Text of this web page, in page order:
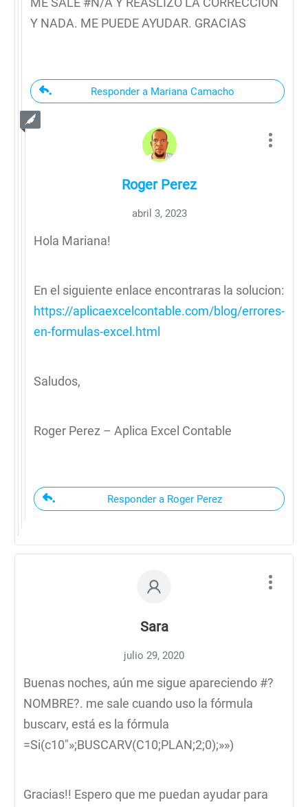
Y NADA. ME PUEDE AYUDAR. GRACIAS
Responder a Mariana Camacho
Roger Perez
abril 3, 2023
Hola Mariana!
En el siguiente enlace encontraras la solucion:
https://aplicaexcelcontable.com/blog/errores-
en-formulas-excel.html
Saludos,
Roger Perez – Aplica Excel Contable
Responder a Roger Perez
Sara
julio 29, 2020
Buenas noches, aún me sigue apareciendo #?
NOMBRE?. me sale cuando uso la fórmula
buscarv, está es la fórmula
=Si(c10″»;BUSCARV(C10;PLAN;2;0);»»)
Gracias!! Espero que me puedan ayudar para